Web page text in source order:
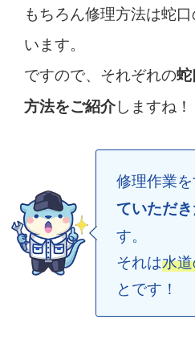
もちろん修理方法は蛇
います。
ですので、それぞれの
方法をご紹介しますね！
修理作業
ていただ
す。
それは水
とです！